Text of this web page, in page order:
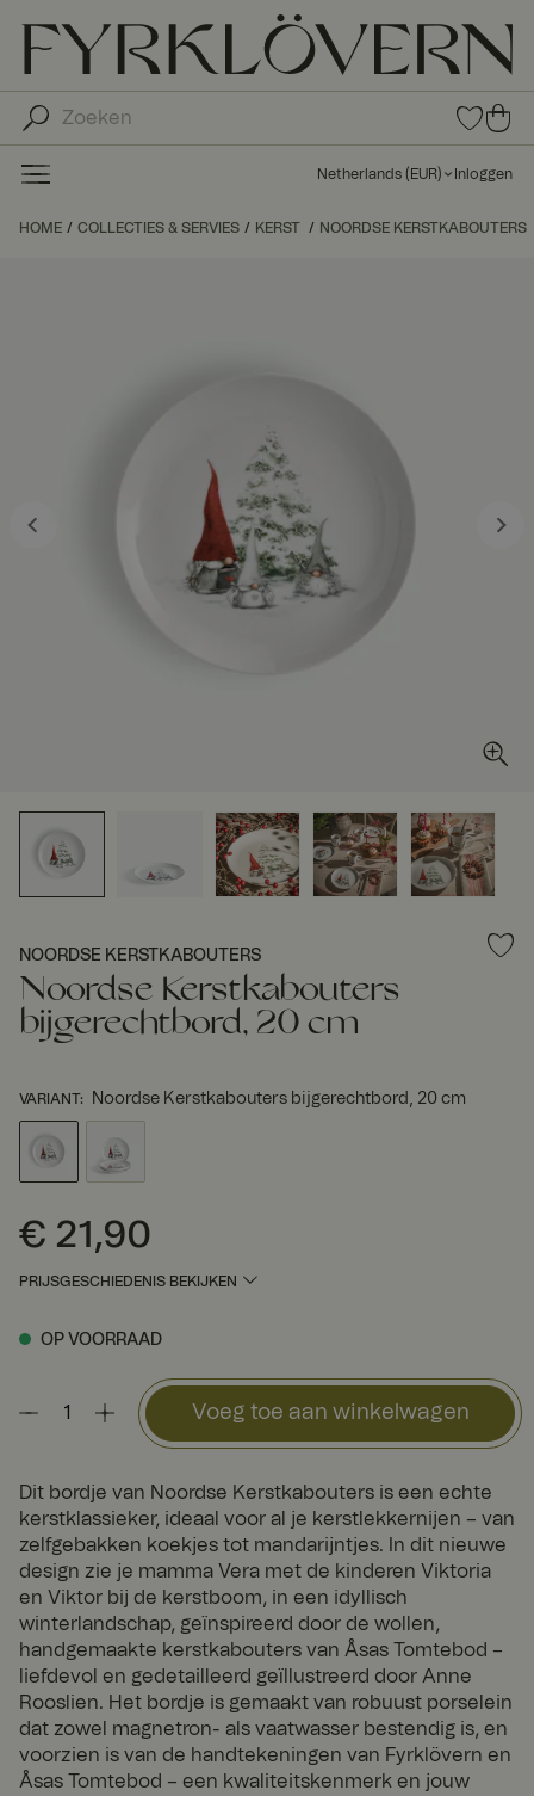
0
ite
in
ten
0
ite
ms
uw
Netherlands ( EUR) Inloggen
HOME COLLECTIES & SERVIES KERST NOORDSE KERSTKABOUTERS
NOORDSE KERSTKABOUTERS
Noordse Kerstkabouters
bijgerechtbord, 20 cm
VARIANT: Noordse Kerstkabouters bijgerechtbord, 20 cm
Prijs :€ 21,90
€ 21,90
PRIJSGESCHIEDENIS BEKIJKEN
OP VOORRAAD
Voeg toe aan winkelwagen
Dit bordje van Noordse Kerstkabouters is een echte
kerstklassieker, ideaal voor al je kerstlekkernijen – van
zelfgebakken koekjes tot mandarijntjes. In dit nieuwe
design zie je mamma Vera met de kinderen Viktoria
en Viktor bij de kerstboom, in een idyllisch
winterlandschap, geïnspireerd door de wollen,
handgemaakte kerstkabouters van Åsas Tomtebod –
liefdevol en gedetailleerd geïllustreerd door Anne
Rooslien. Het bordje is gemaakt van robuust porselein
dat zowel magnetron- als vaatwasser bestendig is, en
voorzien is van de handtekeningen van Fyrklövern en
Åsas Tomtebod – een kwaliteitskenmerk en jouw